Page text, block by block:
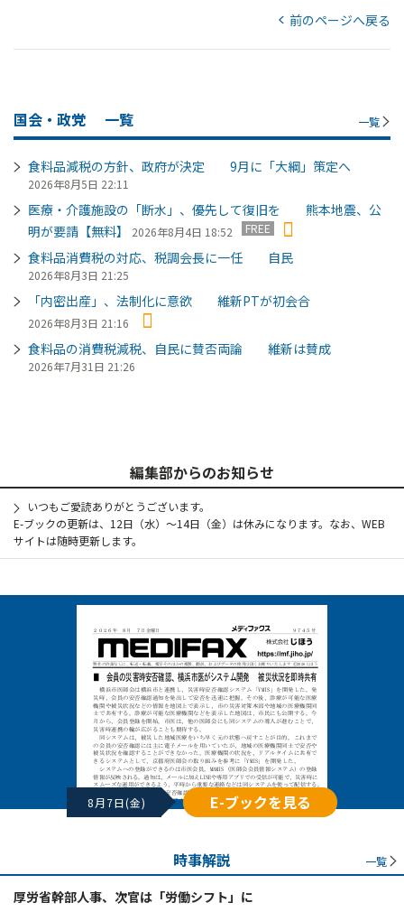
前のページへ戻る
国会・政党 一覧 一覧
食料品減税の方針、政府が決定 9月に「大綱」策定へ
2026年8月5日 22:11
医療・介護施設の「断水」、優先して復旧を 熊本地震、公
明が要請【無料】
2026年8月4日 18:52 FREE
食料品消費税の対応、税調会長に一任 自民
2026年8月3日 21:25
「内密出産」、法制化に意欲 維新PTが初会合
2026年8月3日 21:16
食料品の消費税減税、自民に賛否両論 維新は賛成
2026年7月31日 21:26
編集部からのお知らせ
いつもご愛読ありがとうございます。
E-ブックの更新は、12日（水）～14日（金）は休みになります。なお、WEB
サイトは随時更新します。
8月7日(金) E-ブックを見る
時事解説 一覧
厚労省幹部人事、次官は「労働シフト」に